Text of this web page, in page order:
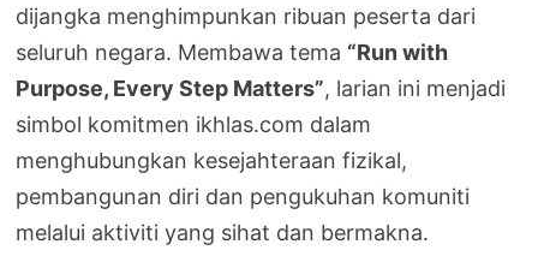
dijangka menghimpunkan ribuan peserta dari
seluruh negara. Membawa tema “Run with
Purpose, Every Step Matters”, larian ini menjadi
simbol komitmen ikhlas.com dalam
menghubungkan kesejahteraan fizikal,
pembangunan diri dan pengukuhan komuniti
melalui aktiviti yang sihat dan bermakna.